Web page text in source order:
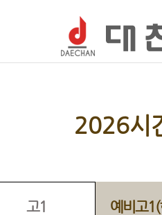
2026시
고1 예비고